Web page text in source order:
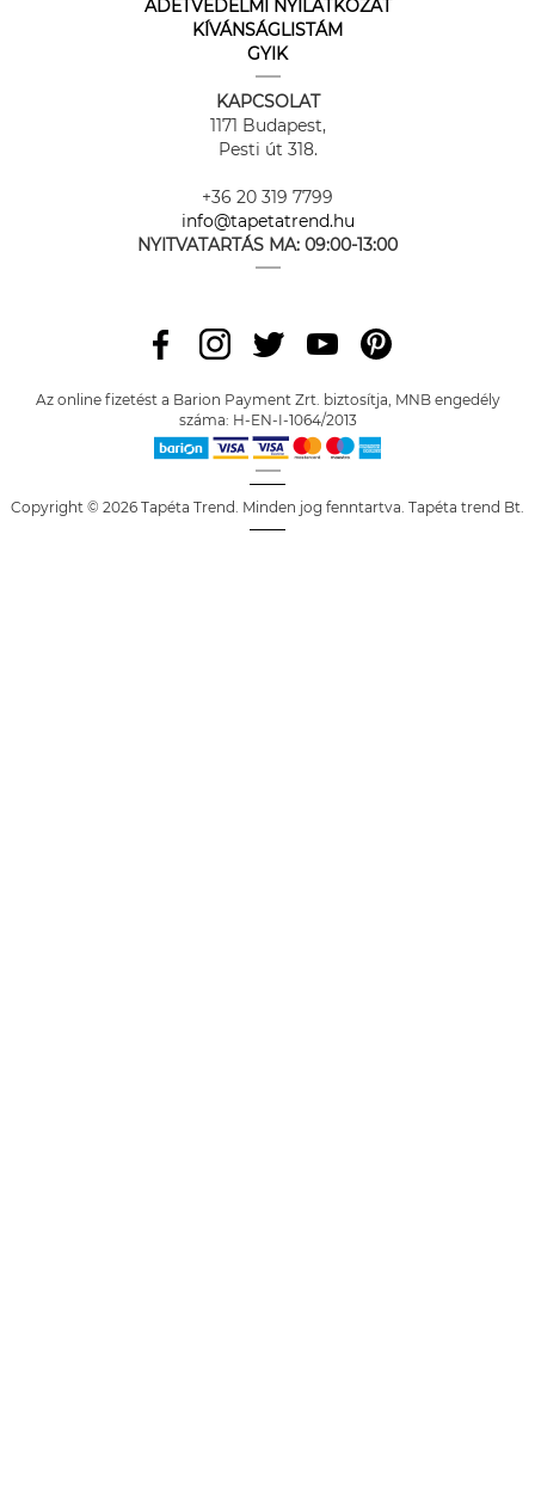
ADETVÉDELMI NYILATKOZAT
KÍVÁNSÁGLISTÁM
GYIK
KAPCSOLAT
1171 Budapest,
Pesti út 318.
+36 20 319 7799
info@tapetatrend.hu
NYITVATARTÁS MA: 09:00-13:00
Az online fizetést a Barion Payment Zrt. biztosítja, MNB engedély
száma: H-EN-I-1064/2013
Copyright © 2026 Tapéta Trend. Minden jog fenntartva. Tapéta trend Bt.